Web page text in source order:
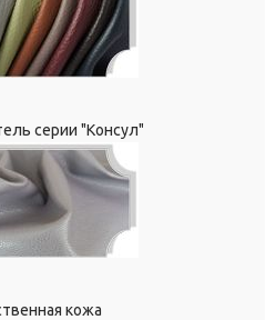
серии "Консул"
кожа